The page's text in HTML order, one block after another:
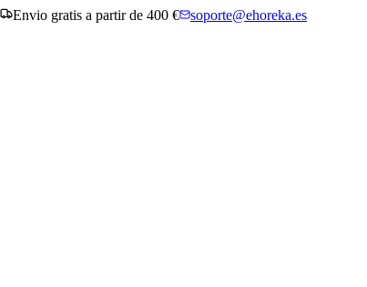
Envio gratis a partir de 400 € soporte@ehoreka.es